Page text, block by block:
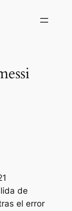
de
el error